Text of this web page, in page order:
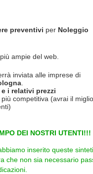
preventivi per Noleggio
ampie del web.
inviata alle imprese di
.
i relativi prezzi
competitiva (avrai il
DEI NOSTRI UTENTI!!!
inserito queste
che non sia necessario